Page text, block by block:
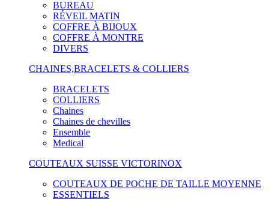
BUREAU
RÉVEIL MATIN
COFFRE À BIJOUX
COFFRE À MONTRE
DIVERS
CHAINES,BRACELETS & COLLIERS
BRACELETS
COLLIERS
Chaines
Chaines de chevilles
Ensemble
Medical
COUTEAUX SUISSE VICTORINOX
COUTEAUX DE POCHE DE TAILLE MOYENNE
ESSENTIELS